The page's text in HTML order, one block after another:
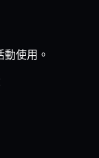
使用。